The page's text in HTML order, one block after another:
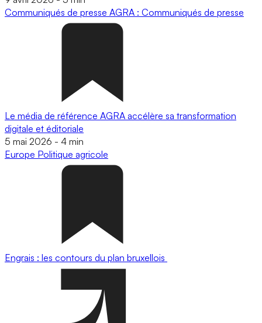
Communiqués de presse AGRA : Communiqués de presse
Le média de référence AGRA accélère sa transformation
digitale et éditoriale
5 mai 2026 - 4 min
Europe Politique agricole
Engrais : les contours du plan bruxellois